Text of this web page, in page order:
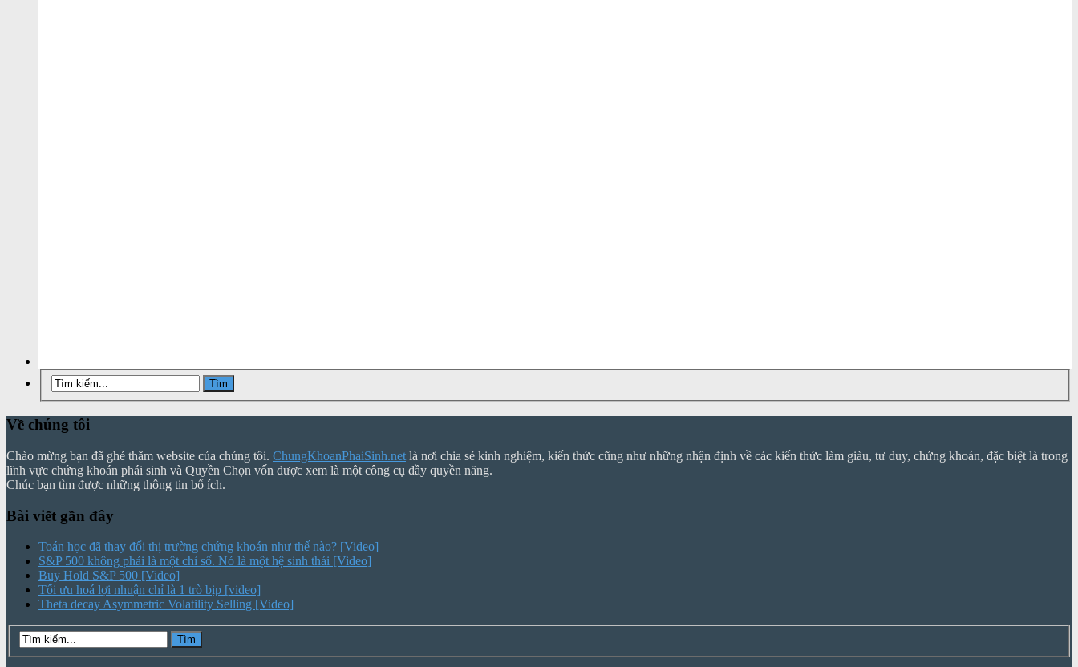
Về chúng tôi
Chào mừng bạn đã ghé thăm website của chúng tôi. ChungKhoanPhaiSinh.net là nơi chia sẻ kinh nghiệm, kiến thức cũng như những nhận định về các kiến thức làm giàu, tư duy, chứng khoán, đặc biệt là trong
lĩnh vực chứng khoán phái sinh và Quyền Chọn vốn được xem là một công cụ đầy quyền năng.
Chúc bạn tìm được những thông tin bổ ích.
Bài viết gần đây
Toán học đã thay đổi thị trường chứng khoán như thế nào? [Video]
S&P 500 không phải là một chỉ số. Nó là một hệ sinh thái [Video]
Buy Hold S&P 500 [Video]
Tối ưu hoá lợi nhuận chỉ là 1 trò bịp [video]
Theta decay Asymmetric Volatility Selling [Video]